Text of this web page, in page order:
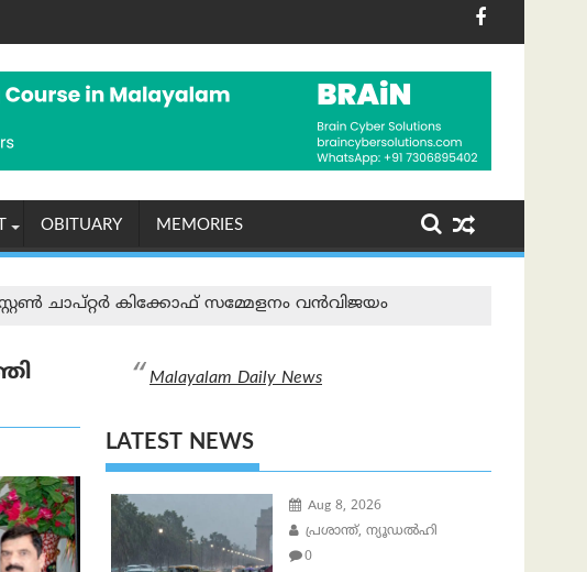
ദിനാചരണം ശ്രദ്ധേയമായി
ശാഖയിൽ ഷോപ് ചെയ്തയാൾക്ക് അപ്പാർട്ട്മെന്റ് സമ്മാനം
പരമ്പരാഗത
OBITUARY MEMORIES
ചാപ്‌റ്റർ കിക്കോഫ് സമ്മേളനം വൻവിജയം
Malayalam Daily News
LATEST NEWS
Aug 8, 2026
പ്രശാന്ത്, ന്യൂഡല്‍ഹി
0